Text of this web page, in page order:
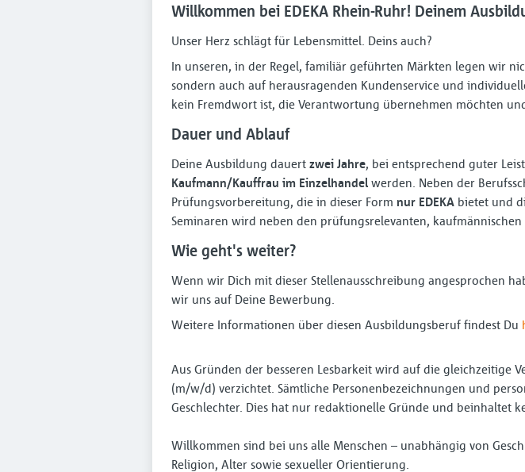
Willkommen bei EDEKA Rhein-Ruhr! Deinem
Unser Herz schlägt für Lebensmittel. Deins auch?
In unseren, in der Regel, familiär geführten Märkten legen wir
sondern auch auf herausragenden Kundenservice und
kein Fremdwort ist, die Verantwortung übernehmen möchten
Dauer und Ablauf
Deine Ausbildung dauert zwei Jahre, bei entsprechend guter
Kaufmann/Kauffrau im Einzelhandel werden. Neben der
Prüfungsvorbereitung, die in dieser Form nur EDEKA bietet und
Seminaren wird neben den prüfungsrelevanten,
Wie geht's weiter?
Wenn wir Dich mit dieser Stellenausschreibung angesprochen
wir uns auf Deine Bewerbung.
Weitere Informationen über diesen Ausbildungsberuf findest Du
Aus Gründen der besseren Lesbarkeit wird auf die gleichzeitige
(m/w/d) verzichtet. Sämtliche Personenbezeichnungen und
Geschlechter. Dies hat nur redaktionelle Gründe und beinhaltet
Willkommen sind bei uns alle Menschen – unabhängig von
Religion, Alter sowie sexueller Orientierung.